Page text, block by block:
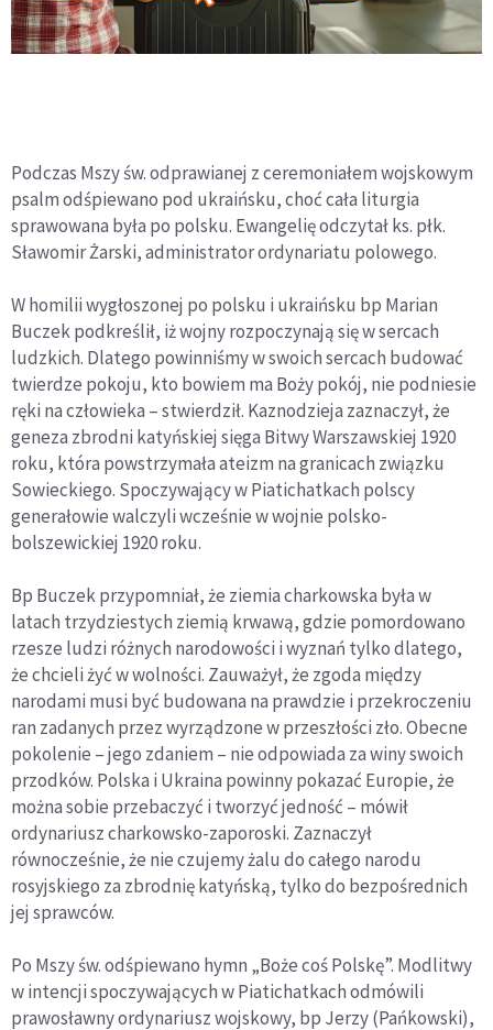
Podczas Mszy św. odprawianej z ceremoniałem wojskowym
psalm odśpiewano pod ukraińsku, choć cała liturgia
sprawowana była po polsku. Ewangelię odczytał ks. płk.
Sławomir Żarski, administrator ordynariatu polowego.
W homilii wygłoszonej po polsku i ukraińsku bp Marian
Buczek podkreślił, iż wojny rozpoczynają się w sercach
ludzkich. Dlatego powinniśmy w swoich sercach budować
twierdze pokoju, kto bowiem ma Boży pokój, nie podniesie
ręki na człowieka – stwierdził. Kaznodzieja zaznaczył, że
geneza zbrodni katyńskiej sięga Bitwy Warszawskiej 1920
roku, która powstrzymała ateizm na granicach związku
Sowieckiego. Spoczywający w Piatichatkach polscy
generałowie walczyli wcześnie w wojnie polsko-
bolszewickiej 1920 roku.
Bp Buczek przypomniał, że ziemia charkowska była w
latach trzydziestych ziemią krwawą, gdzie pomordowano
rzesze ludzi różnych narodowości i wyznań tylko dlatego,
że chcieli żyć w wolności. Zauważył, że zgoda między
narodami musi być budowana na prawdzie i przekroczeniu
ran zadanych przez wyrządzone w przeszłości zło. Obecne
pokolenie – jego zdaniem – nie odpowiada za winy swoich
przodków. Polska i Ukraina powinny pokazać Europie, że
można sobie przebaczyć i tworzyć jedność – mówił
ordynariusz charkowsko-zaporoski. Zaznaczył
równocześnie, że nie czujemy żalu do całego narodu
rosyjskiego za zbrodnię katyńską, tylko do bezpośrednich
jej sprawców.
Po Mszy św. odśpiewano hymn „Boże coś Polskę”. Modlitwy
w intencji spoczywających w Piatichatkach odmówili
prawosławny ordynariusz wojskowy, bp Jerzy (Pańkowski),